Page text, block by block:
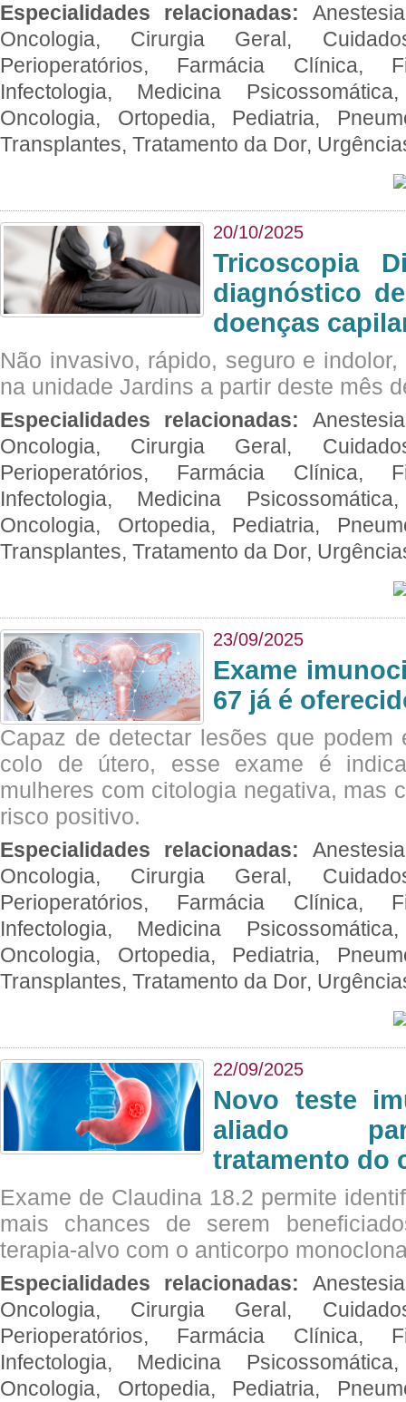
Especialidades relacionadas:
Oncologia, Cirurgia Geral,
Perioperatórios, Farmácia Clínica,
Infectologia, Medicina
Oncologia, Ortopedia, Pediatria,
Transplantes, Tratamento da Dor,
20/10/2025
Tricoscopia
diagnóstico
doenças
Não invasivo, rápido, seguro e
na unidade Jardins a partir deste mês
Especialidades relacionadas:
Oncologia, Cirurgia Geral,
Perioperatórios, Farmácia Clínica,
Infectologia, Medicina
Oncologia, Ortopedia, Pediatria,
Transplantes, Tratamento da Dor,
23/09/2025
Exame
67 já é
Capaz de detectar lesões que
colo de útero, esse exame é
mulheres com citologia negativa, mas
risco positivo.
Especialidades relacionadas:
Oncologia, Cirurgia Geral,
Perioperatórios, Farmácia Clínica,
Infectologia, Medicina
Oncologia, Ortopedia, Pediatria,
Transplantes, Tratamento da Dor,
22/09/2025
Novo teste
aliado
tratamento do
Exame de Claudina 18.2 permite
mais chances de serem
terapia-alvo com o anticorpo
Especialidades relacionadas:
Oncologia, Cirurgia Geral,
Perioperatórios, Farmácia Clínica,
Infectologia, Medicina
Oncologia, Ortopedia, Pediatria,